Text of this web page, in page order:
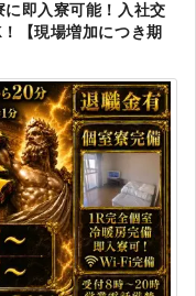
即入寮可能！入社交
【現場増加につき期